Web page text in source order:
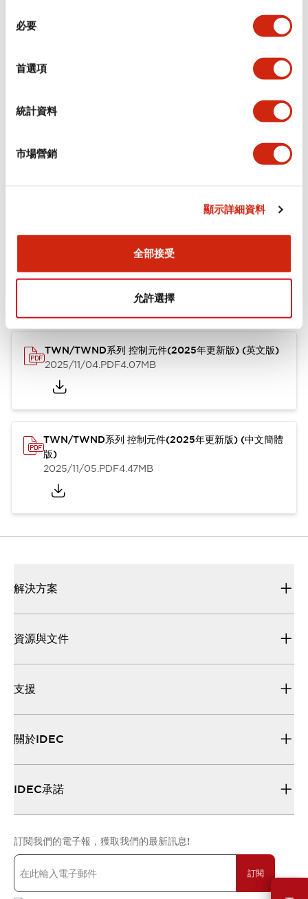
必要
首選項
統計資料
市場營銷
顯示詳細資料
全部接受
允許選擇
規格 顯示全部 +
認證與標準
TWN/TWND系列 控制元件(2025年更新版) (英文版)
2025/11/04.PDF4.07MB
TWN/TWND系列 控制元件(2025年更新版) (中文簡體
版)
2025/11/05.PDF4.47MB
解決方案
資源與文件
支援
關於IDEC
IDEC承諾
訂閱我們的電子報，獲取我們的最新訊息!
訂閱